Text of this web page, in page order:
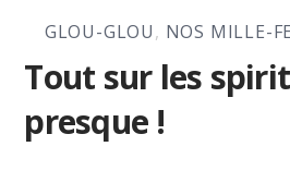
GLOU-GLOU, NOS MILLE-
Tout sur les
presque !